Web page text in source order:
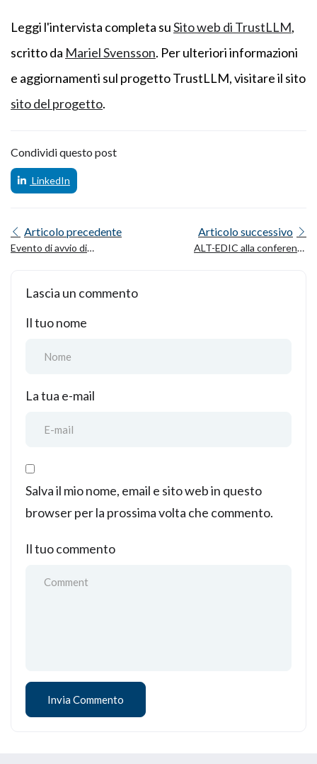
Leggi l'intervista completa suSito web di TrustLLM,
scritto da Mariel Svensson. Per ulteriori informazioni
e aggiornamenti sul progetto TrustLLM, visitare il sito
sito del progetto.
Condividi questo post
LinkedIn
Articolo precedente
Evento di avvio di
prioritari dell'Europa
Articolo successivo
ALT-EDIC alla conferenza
Lascia un commento
Il tuo nome
La tua e-mail
Salva il mio nome, email e sito web in questo
browser per la prossima volta che commento.
Il tuo commento